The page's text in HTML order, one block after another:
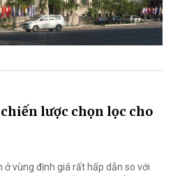
lược chọn lọc cho
vùng định giá rất hấp dẫn so với